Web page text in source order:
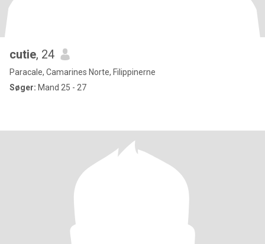
cutie, 24
Paracale, Camarines Norte, Filippinerne
Søger: Mand 25 - 27